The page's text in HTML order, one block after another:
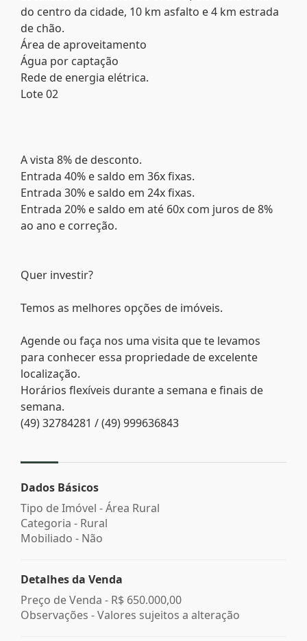
do centro da cidade, 10 km asfalto e 4 km estrada
de chão.
Área de aproveitamento
Água por captação
Rede de energia elétrica.
Lote 02
A vista 8% de desconto.
Entrada 40% e saldo em 36x fixas.
Entrada 30% e saldo em 24x fixas.
Entrada 20% e saldo em até 60x com juros de 8%
ao ano e correção.
Quer investir?
Temos as melhores opções de imóveis.
Agende ou faça nos uma visita que te levamos
para conhecer essa propriedade de excelente
localização.
Horários flexíveis durante a semana e finais de
semana.
(49) 32784281 / (49) 999636843
Dados Básicos
Tipo de Imóvel - Área Rural
Categoria - Rural
Mobiliado - Não
Detalhes da Venda
Preço de Venda - R$ 650.000,00
Observações - Valores sujeitos a alteração